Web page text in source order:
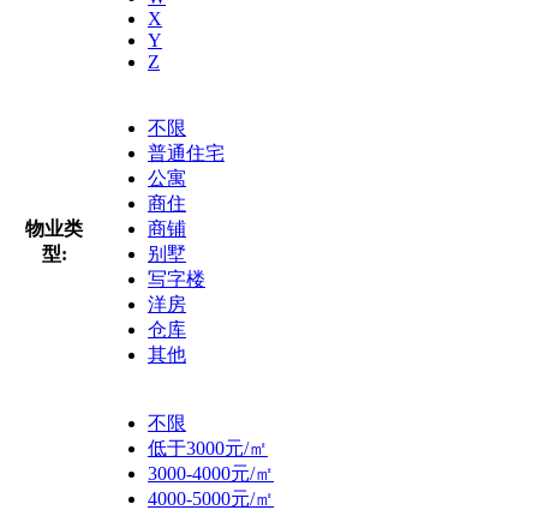
X
Y
Z
物业类
型:
不限
普通住宅
公寓
商住
商铺
别墅
写字楼
洋房
仓库
其他
不限
低于3000元/㎡
3000-4000元/㎡
4000-5000元/㎡